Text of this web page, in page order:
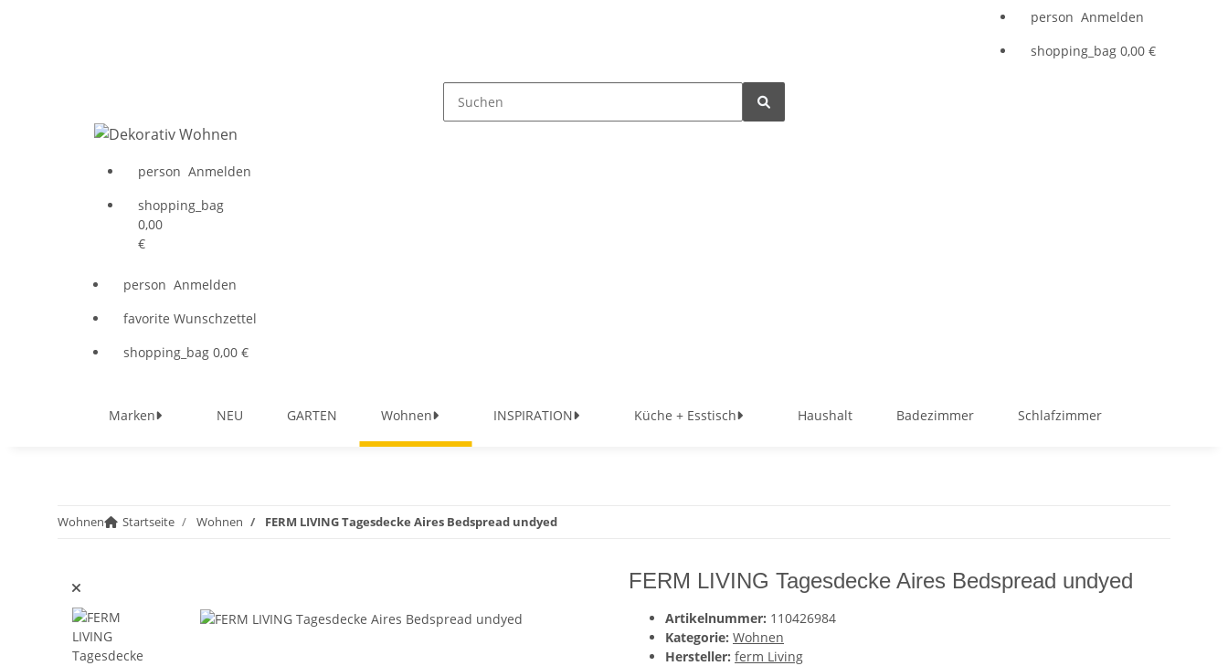
person Anmelden
shopping_bag 0,00 €
person Anmelden
shopping_bag
0,00
€
person Anmelden
favorite Wunschzettel
shopping_bag 0,00 €
Marken NEU GARTEN Wohnen INSPIRATION Küche + Esstisch Haushalt Badezimmer Schlafzimmer
Wohnen Startseite Wohnen FERM LIVING Tagesdecke Aires Bedspread undyed
FERM LIVING Tagesdecke Aires Bedspread undyed
Artikelnummer: 110426984
Kategorie: Wohnen
Hersteller: ferm Living